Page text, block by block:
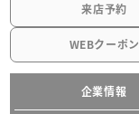
来店予約
WEBクーポン
企業情報